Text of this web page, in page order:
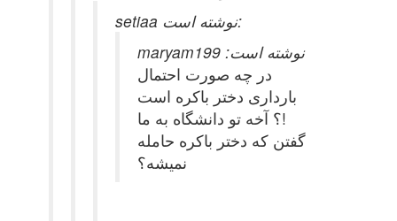
setiaa نوشته است:
maryam199 نوشته است:
در چه صورت احتمال
بارداری دختر باکره است
!؟ آخه تو دانشگاه به ما
گفتن که دختر باکره حامله
نمیشه؟